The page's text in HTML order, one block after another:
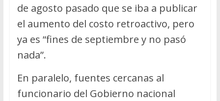
de agosto pasado que se iba a publicar
el aumento del costo retroactivo, pero
ya es “fines de septiembre y no pasó
nada”.
En paralelo, fuentes cercanas al
funcionario del Gobierno nacional